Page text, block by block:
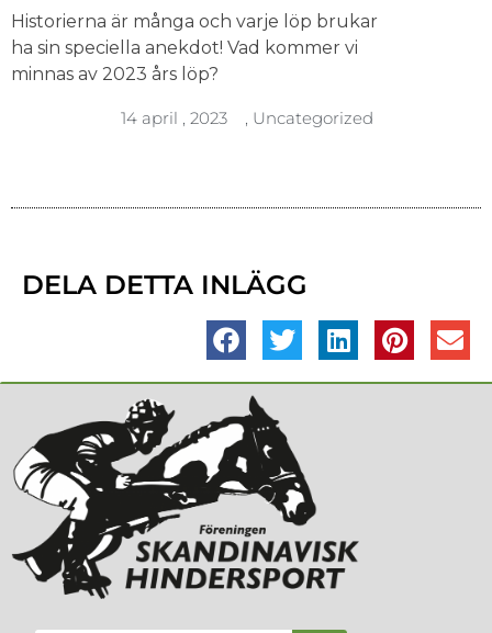
Historierna är många och varje löp brukar
ha sin speciella anekdot! Vad kommer vi
minnas av 2023 års löp?
14 april , 2023 , Uncategorized
DELA DETTA INLÄGG